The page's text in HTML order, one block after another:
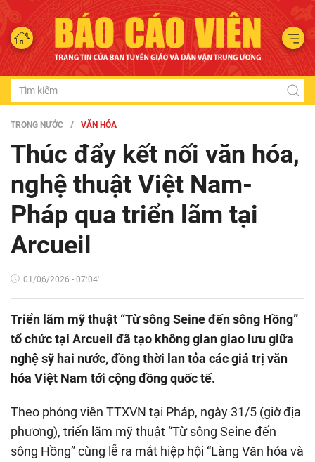
TRONG NƯỚC VĂN HÓA
Thúc đẩy kết nối văn hóa,
nghệ thuật Việt Nam-
Pháp qua triển lãm tại
Arcueil
01/06/2026 - 07:04'
Triển lãm mỹ thuật “Từ sông Seine đến sông Hồng”
tổ chức tại Arcueil đã tạo không gian giao lưu giữa
nghệ sỹ hai nước, đồng thời lan tỏa các giá trị văn
hóa Việt Nam tới cộng đồng quốc tế.
Theo phóng viên TTXVN tại Pháp, ngày 31/5 (giờ địa
phương), triển lãm mỹ thuật “Từ sông Seine đến
sông Hồng” cùng lễ ra mắt hiệp hội “Làng Văn hóa và